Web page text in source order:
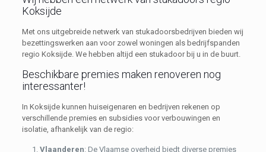
Koksijde
Met ons uitgebreide netwerk van stukadoorsbedrijven bieden wij
bezettingswerken aan voor zowel woningen als bedrijfspanden
regio Koksijde. We hebben altijd een stukadoor bij u in de buurt.
Beschikbare premies maken renoveren nog
interessanter!
In Koksijde kunnen huiseigenaren en bedrijven rekenen op
verschillende premies en subsidies voor verbouwingen en
isolatie, afhankelijk van de regio:
Vlaanderen: De Vlaamse overheid biedt diverse premies